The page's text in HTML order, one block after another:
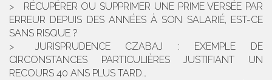
RÉCUPÉRER OU SUPPRIMER UNE PRIME VERSÉE PAR
ERREUR DEPUIS DES ANNÉES À SON SALARIÉ, EST-CE
SANS RISQUE ?
JURISPRUDENCE CZABAJ : EXEMPLE DE
CIRCONSTANCES PARTICULIÈRES JUSTIFIANT UN
RECOURS 40 ANS PLUS TARD…